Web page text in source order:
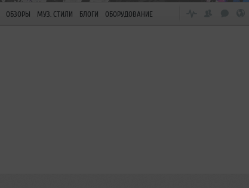
ОБЗОРЫ МУЗ. СТИЛИ БЛОГИ ОБОРУДОВАНИЕ